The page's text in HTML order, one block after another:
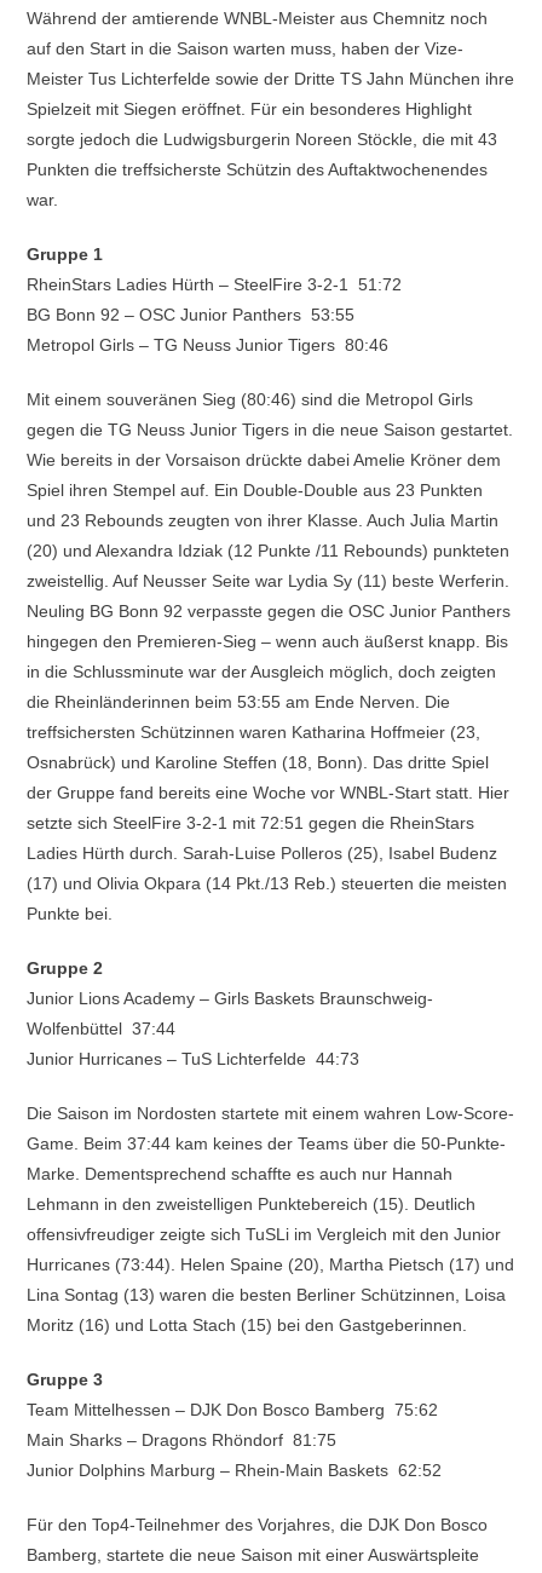
Während der amtierende WNBL-Meister aus Chemnitz noch
auf den Start in die Saison warten muss, haben der Vize-
Meister Tus Lichterfelde sowie der Dritte TS Jahn München ihre
Spielzeit mit Siegen eröffnet. Für ein besonderes Highlight
sorgte jedoch die Ludwigsburgerin Noreen Stöckle, die mit 43
Punkten die treffsicherste Schützin des Auftaktwochenendes
war.
Gruppe 1
RheinStars Ladies Hürth – SteelFire 3-2-1 51:72
BG Bonn 92 – OSC Junior Panthers 53:55
Metropol Girls – TG Neuss Junior Tigers 80:46
Mit einem souveränen Sieg (80:46) sind die Metropol Girls
gegen die TG Neuss Junior Tigers in die neue Saison gestartet.
Wie bereits in der Vorsaison drückte dabei Amelie Kröner dem
Spiel ihren Stempel auf. Ein Double-Double aus 23 Punkten
und 23 Rebounds zeugten von ihrer Klasse. Auch Julia Martin
(20) und Alexandra Idziak (12 Punkte /11 Rebounds) punkteten
zweistellig. Auf Neusser Seite war Lydia Sy (11) beste Werferin.
Neuling BG Bonn 92 verpasste gegen die OSC Junior Panthers
hingegen den Premieren-Sieg – wenn auch äußerst knapp. Bis
in die Schlussminute war der Ausgleich möglich, doch zeigten
die Rheinländerinnen beim 53:55 am Ende Nerven. Die
treffsichersten Schützinnen waren Katharina Hoffmeier (23,
Osnabrück) und Karoline Steffen (18, Bonn). Das dritte Spiel
der Gruppe fand bereits eine Woche vor WNBL-Start statt. Hier
setzte sich SteelFire 3-2-1 mit 72:51 gegen die RheinStars
Ladies Hürth durch. Sarah-Luise Polleros (25), Isabel Budenz
(17) und Olivia Okpara (14 Pkt./13 Reb.) steuerten die meisten
Punkte bei.
Gruppe 2
Junior Lions Academy – Girls Baskets Braunschweig-
Wolfenbüttel 37:44
Junior Hurricanes – TuS Lichterfelde 44:73
Die Saison im Nordosten startete mit einem wahren Low-Score-
Game. Beim 37:44 kam keines der Teams über die 50-Punkte-
Marke. Dementsprechend schaffte es auch nur Hannah
Lehmann in den zweistelligen Punktebereich (15). Deutlich
offensivfreudiger zeigte sich TuSLi im Vergleich mit den Junior
Hurricanes (73:44). Helen Spaine (20), Martha Pietsch (17) und
Lina Sontag (13) waren die besten Berliner Schützinnen, Loisa
Moritz (16) und Lotta Stach (15) bei den Gastgeberinnen.
Gruppe 3
Team Mittelhessen – DJK Don Bosco Bamberg 75:62
Main Sharks – Dragons Rhöndorf 81:75
Junior Dolphins Marburg – Rhein-Main Baskets 62:52
Für den Top4-Teilnehmer des Vorjahres, die DJK Don Bosco
Bamberg, startete die neue Saison mit einer Auswärtspleite